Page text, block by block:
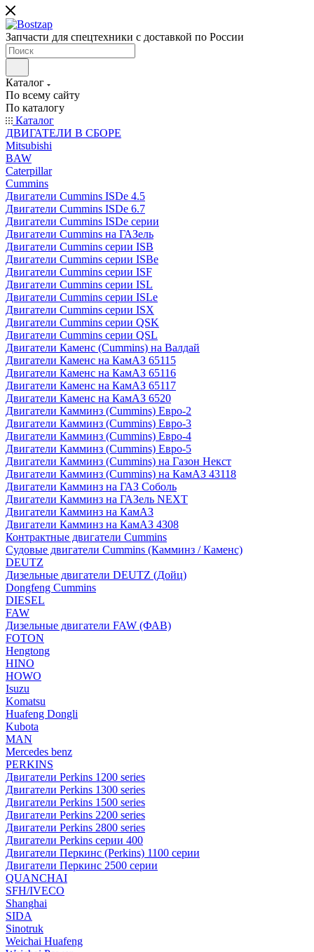
Запчасти для спецтехники с доставкой по России
Каталог
По всему сайту
По каталогу
Каталог
ДВИГАТЕЛИ В СБОРЕ
Mitsubishi
BAW
Caterpillar
Cummins
Двигатели Cummins ISDe 4.5
Двигатели Cummins ISDe 6.7
Двигатели Cummins ISDe серии
Двигатели Cummins на ГАЗель
Двигатели Cummins серии ISB
Двигатели Cummins серии ISBe
Двигатели Cummins серии ISF
Двигатели Cummins серии ISL
Двигатели Cummins серии ISLe
Двигатели Cummins серии ISX
Двигатели Cummins серии QSK
Двигатели Cummins серии QSL
Двигатели Каменс (Cummins) на Валдай
Двигатели Каменс на КамАЗ 65115
Двигатели Каменс на КамАЗ 65116
Двигатели Каменс на КамАЗ 65117
Двигатели Каменс на КамАЗ 6520
Двигатели Камминз (Cummins) Евро-2
Двигатели Камминз (Cummins) Евро-3
Двигатели Камминз (Cummins) Евро-4
Двигатели Камминз (Cummins) Евро-5
Двигатели Камминз (Cummins) на Газон Некст
Двигатели Камминз (Cummins) на КамАЗ 43118
Двигатели Камминз на ГАЗ Соболь
Двигатели Камминз на ГАЗель NEXT
Двигатели Камминз на КамАЗ
Двигатели Камминз на КамАЗ 4308
Контрактные двигатели Cummins
Судовые двигатели Cummins (Камминз / Каменс)
DEUTZ
Дизельные двигатели DEUTZ (Дойц)
Dongfeng Cummins
DIESEL
FAW
Дизельные двигатели FAW (ФАВ)
FOTON
Hengtong
HINO
HOWO
Isuzu
Komatsu
Huafeng Dongli
Kubota
MAN
Mercedes benz
PERKINS
Двигатели Perkins 1200 series
Двигатели Perkins 1300 series
Двигатели Perkins 1500 series
Двигатели Perkins 2200 series
Двигатели Perkins 2800 series
Двигатели Perkins серии 400
Двигатели Перкинс (Perkins) 1100 серии
Двигатели Перкинс 2500 серии
QUANCHAI
SFH/IVECO
Shanghai
SIDA
Sinotruk
Weichai Huafeng